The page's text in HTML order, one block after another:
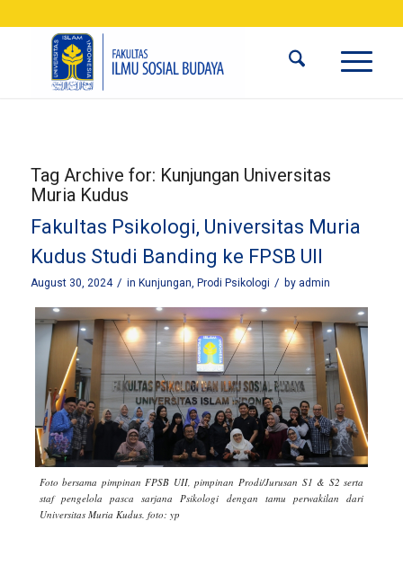
Tag Archive for: Kunjungan Universitas
Muria Kudus
Fakultas Psikologi, Universitas Muria
Kudus Studi Banding ke FPSB UII
August 30, 2024 / in Kunjungan, Prodi Psikologi / by admin
Foto bersama pimpinan FPSB UII, pimpinan Prodi/Jurusan S1 & S2 serta
staf pengelola pasca sarjana Psikologi dengan tamu perwakilan dari
Universitas Muria Kudus. foto: yp